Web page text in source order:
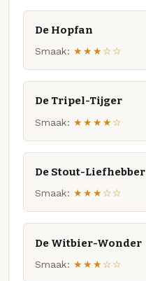
De Hopfan
Smaak: ★★★☆☆
De Tripel-Tijger
Smaak: ★★★★☆
De Stout-Liefhebber
Smaak: ★★★☆☆
De Witbier-Wonder
Smaak: ★★★☆☆